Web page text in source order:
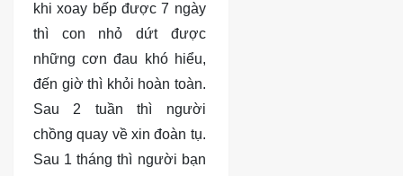
khi xoay bếp được 7 ngày
thì con nhỏ dứt được
những cơn đau khó hiểu,
đến giờ thì khỏi hoàn toàn.
Sau 2 tuần thì người
chồng quay về xin đoàn tụ.
Sau 1 tháng thì người bạn